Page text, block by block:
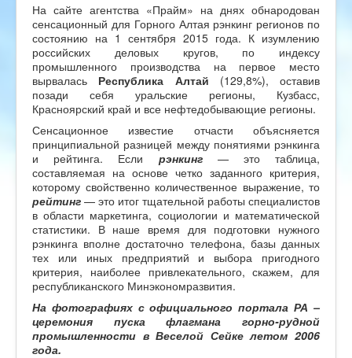
На сайте агентства «Прайм» на днях обнародован
сенсационный для Горного Алтая рэнкинг регионов по
состоянию на 1 сентября 2015 года. К изумлению
российских деловых кругов, по индексу
промышленного производства на первое место
вырвалась Республика Алтай (129,8%), оставив
позади себя уральские регионы, Кузбасс,
Красноярский край и все нефтедобывающие регионы.
Сенсационное известие отчасти объясняется
принципиальной разницей между понятиями рэнкинга
и рейтинга. Если рэнкинг
— это таблица,
составляемая на основе четко заданного критерия,
которому свойственно количественное выражение, то
рейтинг — это итог тщательной работы специалистов
в области маркетинга, социологии и математической
статистики. В наше время для подготовки нужного
рэнкинга вполне достаточно телефона, базы данных
тех или иных предприятий и выбора пригодного
критерия, наиболее привлекательного, скажем, для
республиканского Минэкономразвития.
На фотографиях с официального портала РА –
церемония пуска флагмана горно-рудной
промышленности в Веселой Сейке летом 2006
года.